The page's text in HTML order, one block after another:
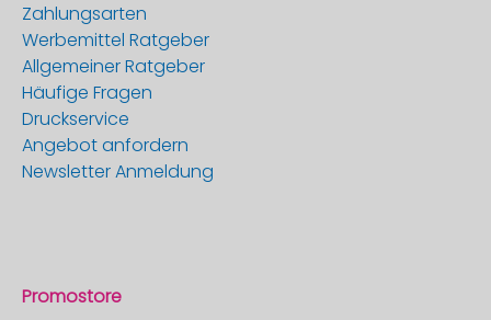
Zahlungsarten
Werbemittel Ratgeber
Allgemeiner Ratgeber
Häufige Fragen
Druckservice
Angebot anfordern
Newsletter Anmeldung
Promostore